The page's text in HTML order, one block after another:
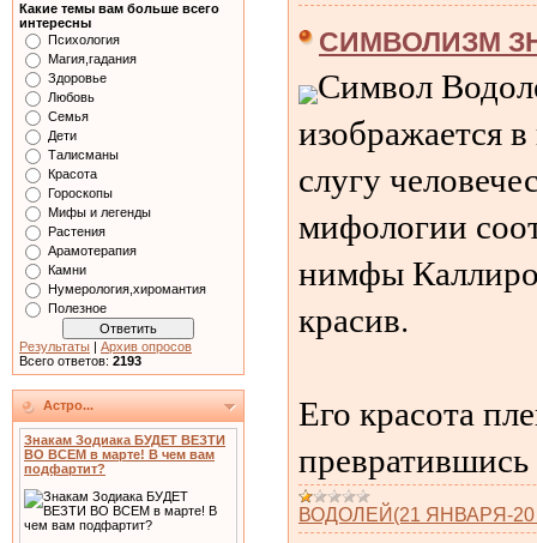
Какие темы вам больше всего
интересны
Психология
Магия,гадания
Здоровье
Любовь
Семья
Дети
Талисманы
Красота
Гороскопы
Мифы и легенды
Растения
Арамотерапия
Камни
Нумерология,хиромантия
Полезное
Результаты | Архив опросов
Всего ответов: 2193
Астро...
Знакам Зодиака БУДЕТ ВЕЗТИ
ВО ВСЕМ в марте! В чем вам
подфартит?
СИМВОЛИЗМ
Символ
изображается
слугу
мифологии
нимфы
красив.
Его красота
ВОДОЛЕЙ(21 ЯНВАРЯ-